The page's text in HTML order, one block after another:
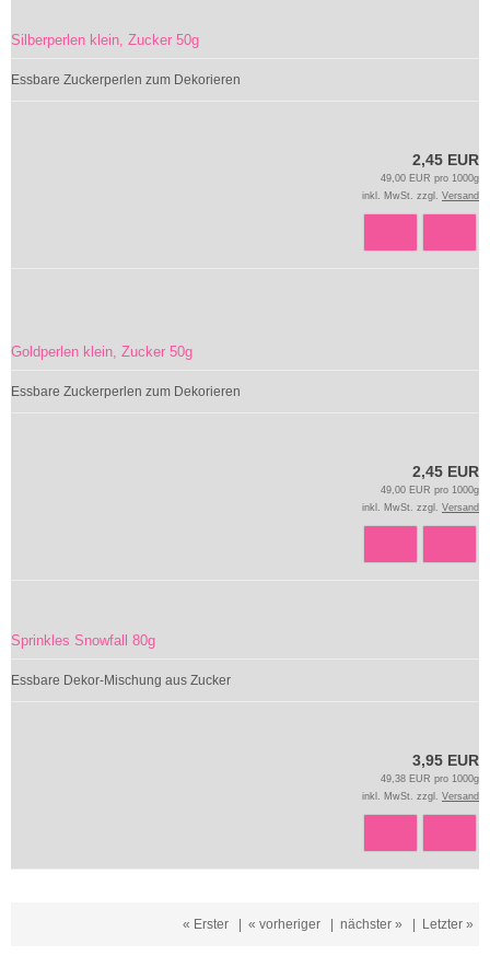
Silberperlen klein, Zucker 50g
Essbare Zuckerperlen zum Dekorieren
2,45 EUR
49,00 EUR pro 1000g
inkl. MwSt. zzgl. Versand
Goldperlen klein, Zucker 50g
Essbare Zuckerperlen zum Dekorieren
2,45 EUR
49,00 EUR pro 1000g
inkl. MwSt. zzgl. Versand
Sprinkles Snowfall 80g
Essbare Dekor-Mischung aus Zucker
3,95 EUR
49,38 EUR pro 1000g
inkl. MwSt. zzgl. Versand
« Erster « vorheriger nächster » Letzter »